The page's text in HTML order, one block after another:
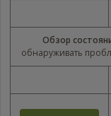
Обзор
обнаруживать